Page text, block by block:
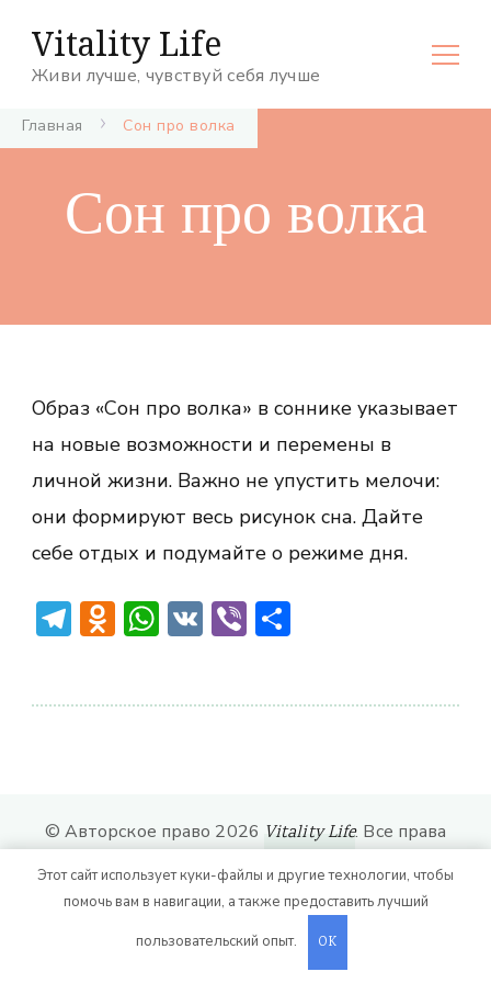
Vitality Life
Живи лучше, чувствуй себя лучше
Главная Сон про волка
Сон про волка
Образ «Сон про волка» в соннике указывает
на новые возможности и перемены в
личной жизни. Важно не упустить мелочи:
они формируют весь рисунок сна. Дайте
себе отдых и подумайте о режиме дня.
Telegram
Odnoklassniki
WhatsApp
VKViber
© Авторское право 2026 Vitality Life. Все права
защищены.
CoachPress Lite | от автора
Blossom Themes. На платформеWordPress.
Этот сайт использует куки-файлы и другие технологии, чтобы
помочь вам в навигации, а также предоставить лучший
пользовательский опыт.
OK